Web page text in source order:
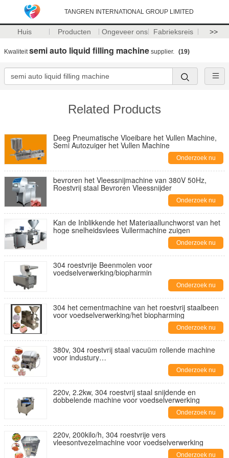
TANGREN INTERNATIONAL GROUP LIMITED
Huis Producten Ongeveer ons Fabrieksreis >>
Kwaliteitsemi auto liquid filling machine supplier. (19)
Related Products
Deeg Pneumatische Vloeibare het Vullen Machine,
Semi Autozuiger het Vullen Machine
Onderzoek nu
bevroren het Vleessnijmachine van 380V 50Hz,
Roestvrij staal Bevroren Vleessnijder
Onderzoek nu
Kan de Inblikkende het Materiaallunchworst van het
hoge snelheidsvlees Vullermachine zuigen
Onderzoek nu
304 roestvrije Beenmolen voor
voedselverwerking/biopharmin
Onderzoek nu
304 het cementmachine van het roestvrij staalbeen
voor voedselverwerking/het biopharming
Onderzoek nu
380v, 304 roestvrij staal vacuüm rollende machine
voor industury
voedselverwerking/biogeneeskunde/natuurlijke
Onderzoek nu
220v, 2.2kw, 304 roestvrij staal snijdende en
dobbelende machine voor voedselverwerking
Onderzoek nu
220v, 200kilo/h, 304 roestvrije vers
vleesontvezelmachine voor voedselverwerking
Onderzoek nu